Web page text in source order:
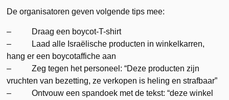
De organisatoren geven volgende tips mee:
– Draag een boycot-T-shirt
– Laad alle Israëlische producten in winkelkarren,
hang er een boycotaffiche aan
– Zeg tegen het personeel: “Deze producten zijn
vruchten van bezetting, ze verkopen is heling en strafbaar”
– Ontvouw een spandoek met de tekst: “deze winkel